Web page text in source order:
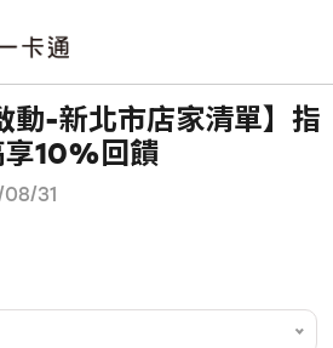
動-新北市店家清單】指
享10%回饋
31